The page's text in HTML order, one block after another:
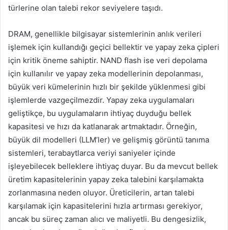
türlerine olan talebi rekor seviyelere taşıdı.
DRAM, genellikle bilgisayar sistemlerinin anlık verileri
işlemek için kullandığı geçici bellektir ve yapay zeka çipleri
için kritik öneme sahiptir. NAND flash ise veri depolama
için kullanılır ve yapay zeka modellerinin depolanması,
büyük veri kümelerinin hızlı bir şekilde yüklenmesi gibi
işlemlerde vazgeçilmezdir. Yapay zeka uygulamaları
geliştikçe, bu uygulamaların ihtiyaç duyduğu bellek
kapasitesi ve hızı da katlanarak artmaktadır. Örneğin,
büyük dil modelleri (LLM’ler) ve gelişmiş görüntü tanıma
sistemleri, terabaytlarca veriyi saniyeler içinde
işleyebilecek belleklere ihtiyaç duyar. Bu da mevcut bellek
üretim kapasitelerinin yapay zeka talebini karşılamakta
zorlanmasına neden oluyor. Üreticilerin, artan talebi
karşılamak için kapasitelerini hızla artırması gerekiyor,
ancak bu süreç zaman alıcı ve maliyetli. Bu dengesizlik,